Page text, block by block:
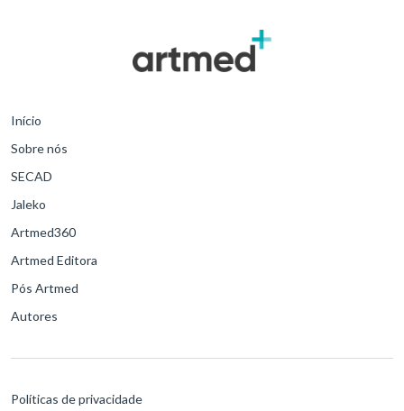
Início
Sobre nós
SECAD
Jaleko
Artmed360
Artmed Editora
Pós Artmed
Autores
Políticas de privacidade